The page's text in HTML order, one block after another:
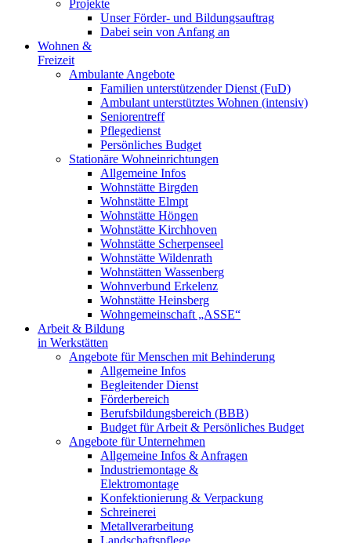
Projekte
Unser Förder- und Bildungsauftrag
Dabei sein von Anfang an
Wohnen &
Freizeit
Ambulante Angebote
Familien unterstützender Dienst (FuD)
Ambulant unterstütztes Wohnen (intensiv)
Seniorentreff
Pflegedienst
Persönliches Budget
Stationäre Wohneinrichtungen
Allgemeine Infos
Wohnstätte Birgden
Wohnstätte Elmpt
Wohnstätte Höngen
Wohnstätte Kirchhoven
Wohnstätte Scherpenseel
Wohnstätte Wildenrath
Wohnstätten Wassenberg
Wohnverbund Erkelenz
Wohnstätte Heinsberg
Wohngemeinschaft „ASSE“
Arbeit & Bildung
in Werkstätten
Angebote für Menschen mit Behinderung
Allgemeine Infos
Begleitender Dienst
Förderbereich
Berufsbildungsbereich (BBB)
Budget für Arbeit & Persönliches Budget
Angebote für Unternehmen
Allgemeine Infos & Anfragen
Industriemontage &
Elektromontage
Konfektionierung & Verpackung
Schreinerei
Metallverarbeitung
Landschaftspflege